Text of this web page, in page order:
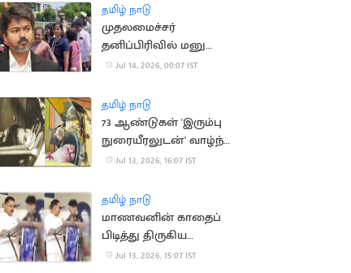
தமிழ் நாடு
முதலமைச்சர்
தனிப்பிரிவில் மனு
அளிக்க முடியாமல்
Jul 14, 2026, 00:07 IST
தமிழ் நாடு
73 ஆண்டுகள் 'இரும்பு
நுரையீரலுடன்' வாழ்ந்த
அமெரிக்க பெண்
Jul 13, 2026, 16:07 IST
தமிழ் நாடு
மாணவனின் காதைப்
பிடித்து திருகிய
முன்னாள் அமைச்சர்
Jul 13, 2026, 15:07 IST